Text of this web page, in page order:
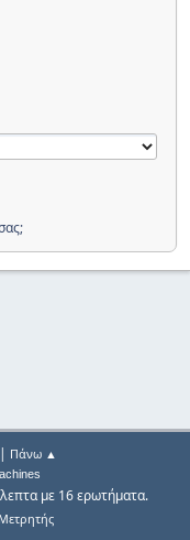
Πάνω ▲
με 16 ερωτήματα.